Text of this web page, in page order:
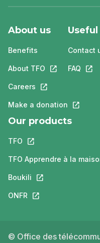
About us
Benefits
About TFO This link will
Careers This link will
Make a donation This
Contact
FAQ
Our products
TFO This link will open in
TFO Apprendre à la
Boukili This link will open
ONFR This link will open
© Office des